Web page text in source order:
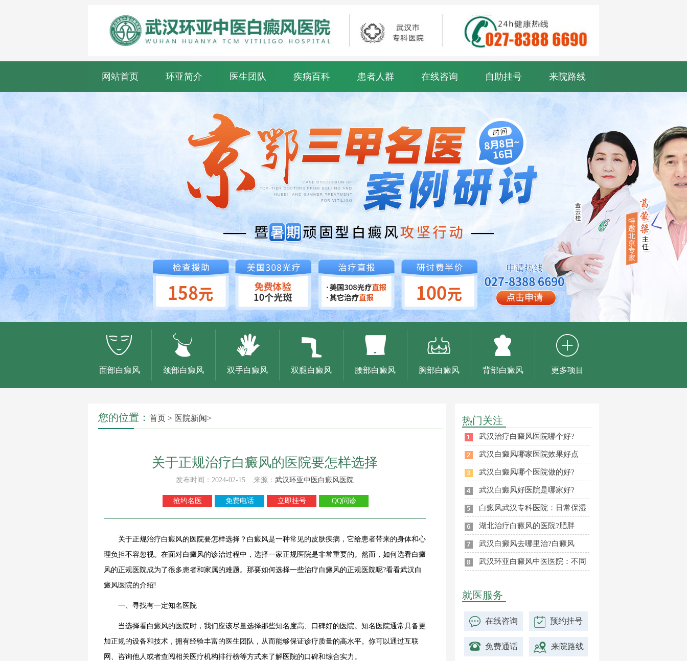
网站首页 环亚简介 医生团队 疾病百科 患者人群 在线咨询 自助挂号 来院路线
面部白癜风 颈部白癜风 双手白癜风 双腿白癜风 腰部白癜风 胸部白癜风 背部白癜风 更多项目
您的位置： 首页 > 医院新闻>
关于正规治疗白癜风的医院要怎样选择
发布时间：2024-02-15 来源： 武汉环亚中医白癜风医院
抢约名医 免费电话 立即挂号 QQ问诊
关于正规治疗白癜风的医院要怎样选择？ 白癜风是一种常见的皮肤疾病，它给患者带来的身体和心
理负担不容忽视。在面对白癜风的诊治过程中，选择一家正规医院是非常重要的。然而，如何选看白癜
风的正规医院成为了很多患者和家属的难题。那要如何选择一些治疗白癜风的正规医院呢?看看武汉白
癜风医院的介绍!
一、寻找有一定知名医院
当选择看白癜风的医院时，我们应该尽量选择那些知名度高、口碑好的医院。知名医院通常具备更
加正规的设备和技术，拥有经验丰富的医生团队，从而能够保证诊疗质量的高水平。你可以通过互联
网、咨询他人或者查阅相关医疗机构排行榜等方式来了解医院的口碑和综合实力。
热门关注
武汉治疗白癜风医院哪个好?
武汉白癜风哪家医院效果好点
武汉白癜风哪个医院做的好?
武汉白癜风好医院是哪家好?
白癜风武汉专科医院：日常保湿
湖北治疗白癜风的医院?肥胖
武汉白癜风去哪里治?白癜风
武汉环亚白癜风中医医院：不同
就医服务
在线咨询 预约挂号
免费通话 来院路线